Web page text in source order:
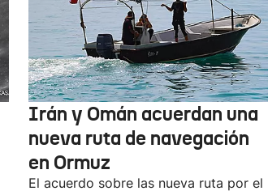
Irán y Omán acuerdan una
nueva ruta de navegación
en Ormuz
El acuerdo sobre las nueva ruta por el